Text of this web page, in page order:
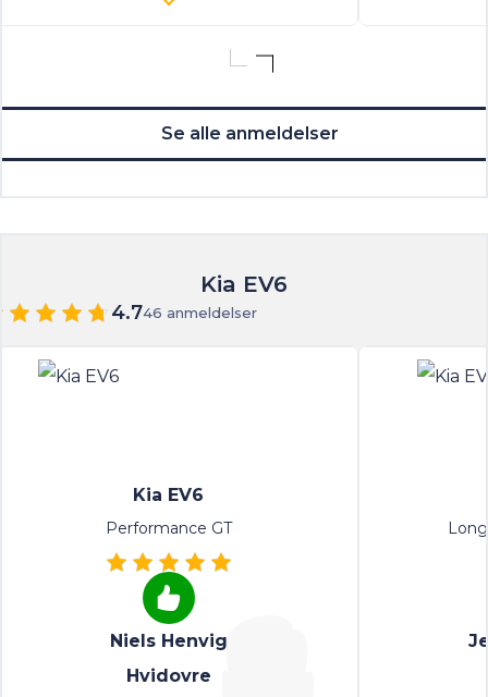
Se alle anmeldelser
Kia EV6
4.746 anmeldelser
Kia EV6
Performance GT
Niels Henvig
Hvidovre